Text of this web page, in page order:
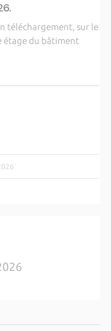
téléchargement, sur le
étage du bâtiment